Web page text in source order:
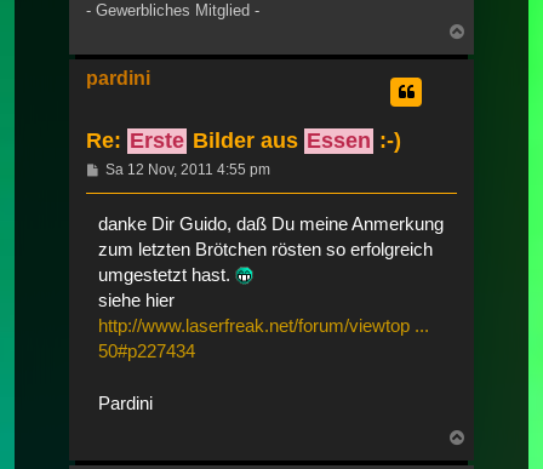
- Gewerbliches Mitglied -
oben
pardini
Re: Erste Bilder aus Essen :-)
Beitrag
Sa 12 Nov, 2011 4:55 pm
danke Dir Guido, daß Du meine Anmerkung
zum letzten Brötchen rösten so erfolgreich
umgestetzt hast.
siehe hier
http://www.laserfreak.net/forum/viewtop ...
50#p227434
Pardini
oben